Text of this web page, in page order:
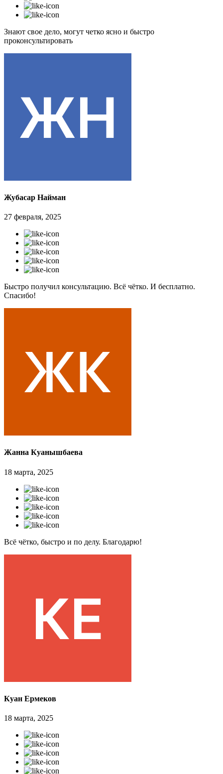
Знают свое дело, могут четко ясно и быстро
проконсультировать
Жубасар Найман
27 февраля, 2025
Быстро получил консультацию. Всё чётко. И бесплатно.
Спасибо!
Жанна Куанышбаева
18 марта, 2025
Всё чётко, быстро и по делу. Благодарю!
Куан Ермеков
18 марта, 2025